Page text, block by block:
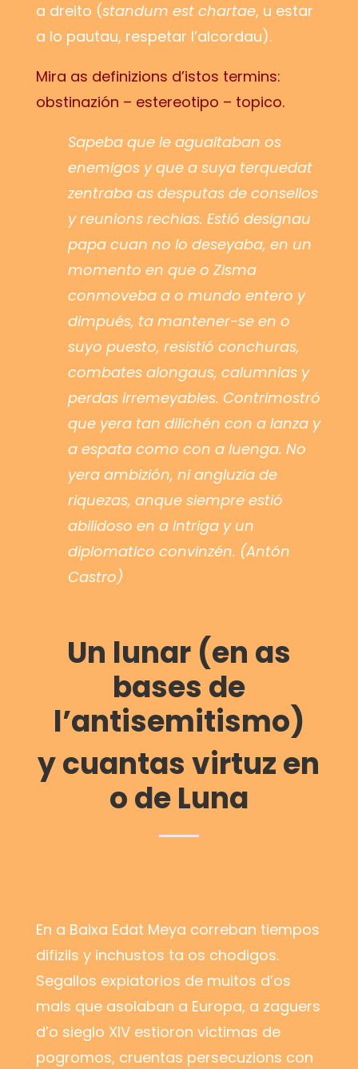
a dreito (standum est chartae, u estar
a lo pautau, respetar l’alcordau).
Mira as definizions d’istos termins:
obstinazión – estereotipo – topico.
Sapeba que le aguaitaban os
enemigos y que a suya terquedat
zentraba as desputas de consellos
y reunions rechias. Estió designau
papa cuan no lo deseyaba, en un
momento en que o Zisma
conmoveba a o mundo entero y
dimpués, ta mantener-se en o
suyo puesto, resistió conchuras,
combates alongaus, calumnias y
perdas irremeyables. Contrimostró
que yera tan dilichén con a lanza y
a espata como con a luenga. No
yera ambizión, ni angluzia de
riquezas, anque siempre estió
abilidoso en a intriga y un
diplomatico convinzén. (Antón
Castro)
Un lunar (en as
bases de
l’antisemitismo)
y cuantas virtuz en
o de Luna
En a Baixa Edat Meya correban tiempos
difizils y inchustos ta os chodigos.
Segallos expiatorios de muitos d’os
mals que asolaban a Europa, a zaguers
d’o sieglo XIV estioron victimas de
pogromos, cruentas persecuzions con